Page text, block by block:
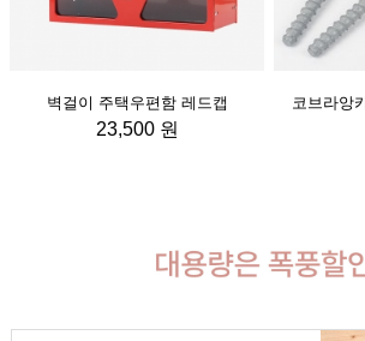
벽걸이 주택우편함 레드캡
23,500 원
코브라앙